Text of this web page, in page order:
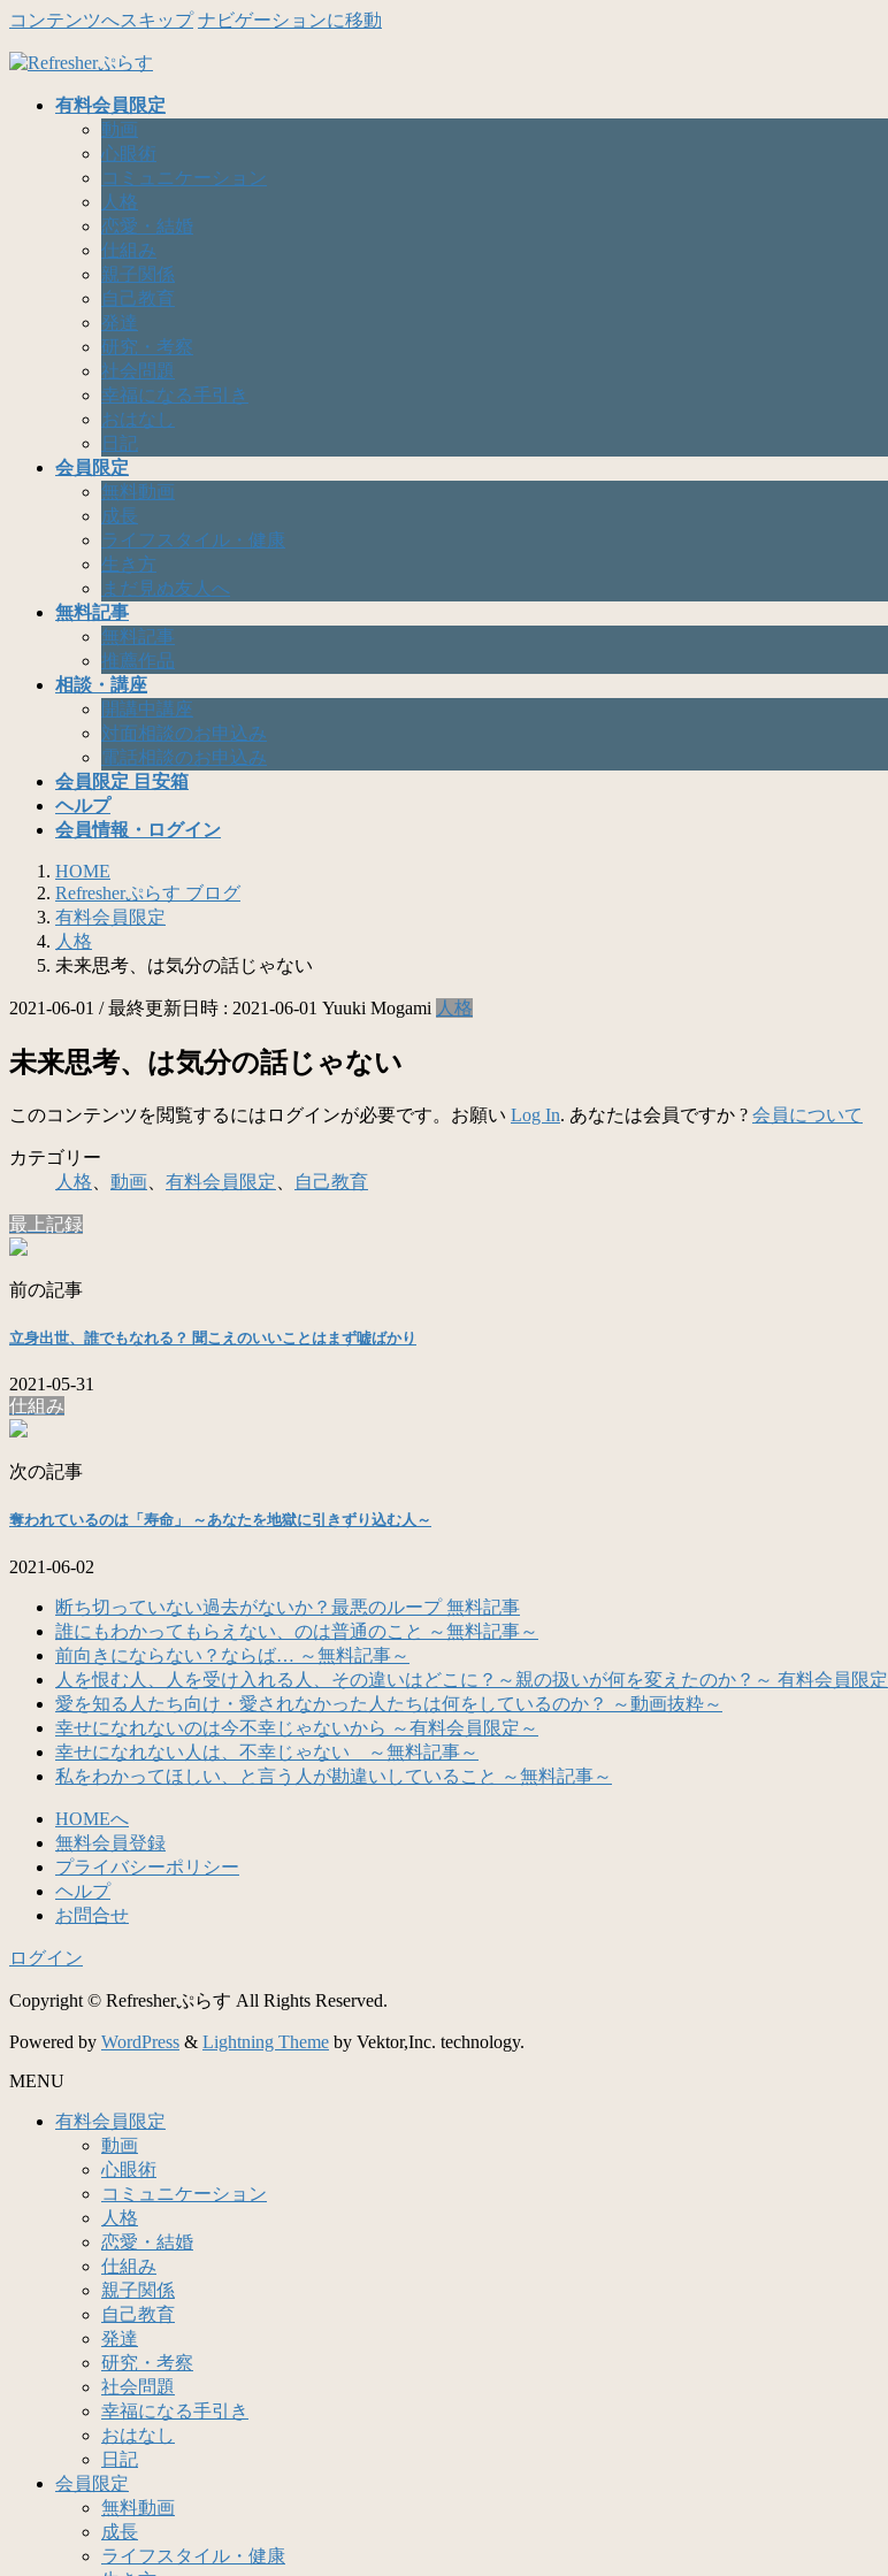
コンテンツへスキップ ナビゲーションに移動
有料会員限定
動画
心眼術
コミュニケーション
人格
恋愛・結婚
仕組み
親子関係
自己教育
発達
研究・考察
社会問題
幸福になる手引き
おはなし
日記
会員限定
無料動画
成長
ライフスタイル・健康
生き方
まだ見ぬ友人へ
無料記事
無料記事
推薦作品
相談・講座
開講中講座
対面相談のお申込み
電話相談のお申込み
会員限定 目安箱
ヘルプ
会員情報・ログイン
HOME
Refresherぷらす ブログ
有料会員限定
人格
未来思考、は気分の話じゃない
2021-06-01 / 最終更新日時 : 2021-06-01 Yuuki Mogami 人格
未来思考、は気分の話じゃない
このコンテンツを閲覧するにはログインが必要です。お願い Log In. あなたは会員ですか ? 会員について
カテゴリー
人格
動画 有料会員限定 自己教育
最上記録
前の記事
立身出世、誰でもなれる？ 聞こえのいいことはまず嘘ばかり
2021-05-31
仕組み
次の記事
奪われているのは「寿命」 ～あなたを地獄に引きずり込む人～
2021-06-02
断ち切っていない過去がないか？最悪のループ 無料記事
誰にもわかってもらえない、のは普通のこと ～無料記事～
前向きにならない？ならば… ～無料記事～
人を恨む人、人を受け入れる人、その違いはどこに？～親の扱いが何を変えたのか？～ 有料会員限定
愛を知る人たち向け・愛されなかった人たちは何をしているのか？ ～動画抜粋～
幸せになれないのは今不幸じゃないから ～有料会員限定～
幸せになれない人は、不幸じゃない ～無料記事～
私をわかってほしい、と言う人が勘違いしていること ～無料記事～
HOMEへ
無料会員登録
プライバシーポリシー
ヘルプ
お問合せ
ログイン
Copyright © Refresherぷらす All Rights Reserved.
Powered by WordPress & Lightning Theme by Vektor,Inc. technology.
MENU
有料会員限定
動画
心眼術
コミュニケーション
人格
恋愛・結婚
仕組み
親子関係
自己教育
発達
研究・考察
社会問題
幸福になる手引き
おはなし
日記
会員限定
無料動画
成長
ライフスタイル・健康